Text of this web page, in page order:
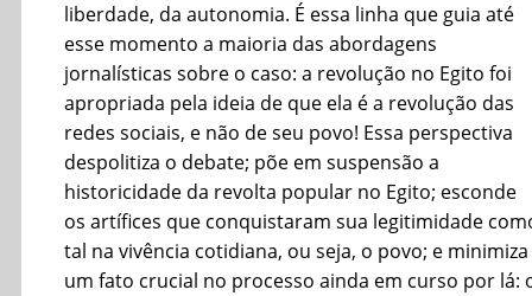
liberdade, da autonomia. É essa linha que guia até
esse momento a maioria das abordagens
jornalísticas sobre o caso: a revolução no Egito foi
apropriada pela ideia de que ela é a revolução das
redes sociais, e não de seu povo! Essa perspectiva
despolitiza o debate; põe em suspensão a
historicidade da revolta popular no Egito; esconde
os artífices que conquistaram sua legitimidade
tal na vivência cotidiana, ou seja, o povo; e minimiza
um fato crucial no processo ainda em curso por lá: